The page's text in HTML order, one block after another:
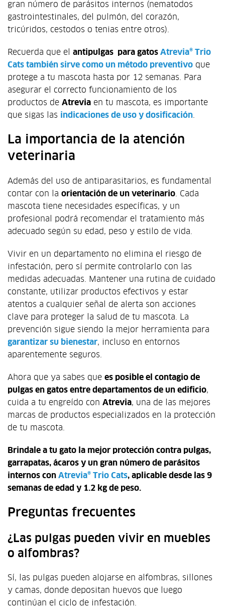
gran número de parásitos internos (nematodos
gastrointestinales, del pulmón, del corazón,
tricúridos, cestodos o tenias entre otros).
Recuerda que el antipulgas para gatos Atrevia® Trio
Cats también sirve como un método preventivo que
protege a tu mascota hasta por 12 semanas. Para
asegurar el correcto funcionamiento de los
productos de Atrevia en tu mascota, es importante
que sigas las indicaciones de uso y dosificación.
La importancia de la atención
veterinaria
Además del uso de antiparasitarios, es fundamental
contar con la orientación de un veterinario. Cada
mascota tiene necesidades específicas, y un
profesional podrá recomendar el tratamiento más
adecuado según su edad, peso y estilo de vida.
Vivir en un departamento no elimina el riesgo de
infestación, pero sí permite controlarlo con las
medidas adecuadas. Mantener una rutina de cuidado
constante, utilizar productos efectivos y estar
atentos a cualquier señal de alerta son acciones
clave para proteger la salud de tu mascota. La
prevención sigue siendo la mejor herramienta para
garantizar su bienestar, incluso en entornos
aparentemente seguros.
Ahora que ya sabes que es posible el contagio de
pulgas en gatos entre departamentos de un edificio,
cuida a tu engreído con Atrevia, una de las mejores
marcas de productos especializados en la protección
de tu mascota.
Brindale a tu gato la mejor protección contra pulgas,
garrapatas, ácaros y un gran número de parásitos
internos con Atrevia® Trio Cats, aplicable desde las 9
semanas de edad y 1.2 kg de peso.
Preguntas frecuentes
¿Las pulgas pueden vivir en muebles
o alfombras?
Sí, las pulgas pueden alojarse en alfombras, sillones
y camas, donde depositan huevos que luego
continúan el ciclo de infestación.